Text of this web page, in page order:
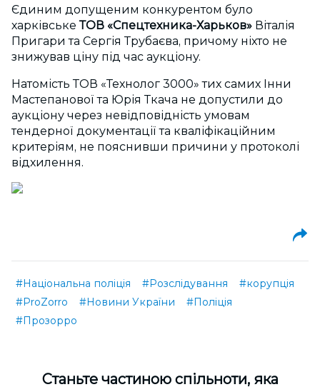
Єдиним допущеним конкурентом було
харківськеТОВ «Спецтехника-Харьков» Віталія
Пригари та Сергія Трубаєва, причому ніхто не
знижував ціну під час аукціону.
Натомість ТОВ «Технолог 3000» тих самих Інни
Мастепанової та Юрія Ткача не допустили до
аукціону через невідповідність умовам
тендерної документації та кваліфікаційним
критеріям, не пояснивши причини у протоколі
відхилення.
#Національна поліція #Розслідування
#корупція
#ProZorro
#Новини України
#Поліція
#Прозорро
Cтаньте частиною спільноти, яка